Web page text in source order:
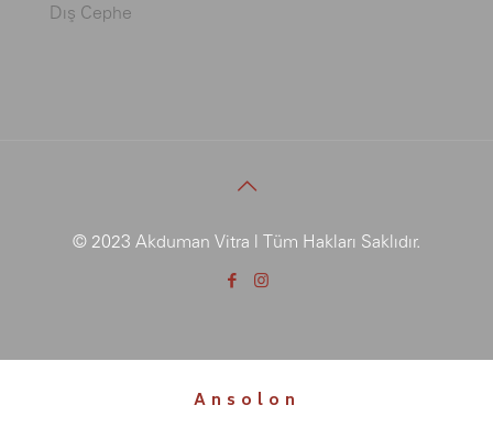
Dış Cephe
© 2023 Akduman Vitra | Tüm Hakları Saklıdır.
Ansolon